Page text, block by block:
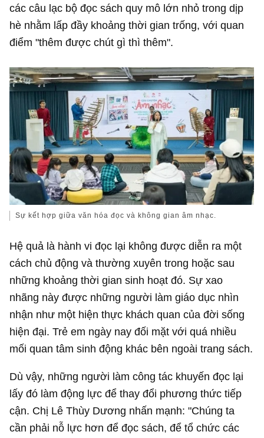
các câu lạc bộ đọc sách quy mô lớn nhỏ trong dịp
hè nhằm lấp đầy khoảng thời gian trống, với quan
điểm "thêm được chút gì thì thêm".
Sự kết hợp giữa văn hóa đọc và không gian âm nhạc.
Hệ quả là hành vi đọc lại không được diễn ra một
cách chủ động và thường xuyên trong hoặc sau
những khoảng thời gian sinh hoạt đó. Sự xao
nhãng này được những người làm giáo dục nhìn
nhận như một hiện thực khách quan của đời sống
hiện đại. Trẻ em ngày nay đối mặt với quá nhiều
mối quan tâm sinh động khác bên ngoài trang sách.
Dù vậy, những người làm công tác khuyến đọc lại
lấy đó làm động lực để thay đổi phương thức tiếp
cận. Chị Lê Thùy Dương nhấn mạnh: "Chúng ta
cần phải nỗ lực hơn để đọc sách, để tổ chức các